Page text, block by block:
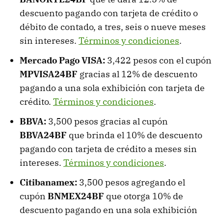
descuento pagando con tarjeta de crédito o
débito de contado, a tres, seis o nueve meses
sin intereses. Términos y condiciones.
Mercado Pago VISA: 3,422 pesos con el cupón
MPVISA24BF gracias al 12% de descuento
pagando a una sola exhibición con tarjeta de
crédito. Términos y condiciones.
BBVA: 3,500 pesos gracias al cupón
BBVA24BF que brinda el 10% de descuento
pagando con tarjeta de crédito a meses sin
intereses. Términos y condiciones.
Citibanamex: 3,500 pesos agregando el
cupón BNMEX24BF que otorga 10% de
descuento pagando en una sola exhibición